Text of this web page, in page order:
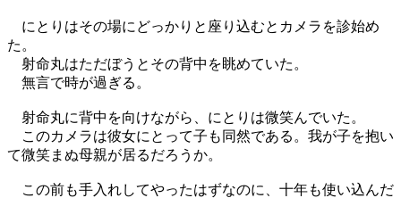
にとりはその場にどっかりと座り込むとカメラを診始め
た。
射命丸はただぼうとその背中を眺めていた。
無言で時が過ぎる。
射命丸に背中を向けながら、にとりは微笑んでいた。
このカメラは彼女にとって子も同然である。我が子を抱い
て微笑まぬ母親が居るだろうか。
この前も手入れしてやったはずなのに、十年も使い込んだ